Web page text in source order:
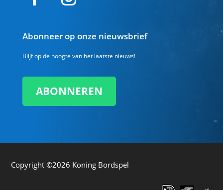
Abonneer op onze nieuwsbrief
Blijf op de hoogte van het laatste nieuws!
ABONNEREN
Copyright ©2026 Koning Bordspel